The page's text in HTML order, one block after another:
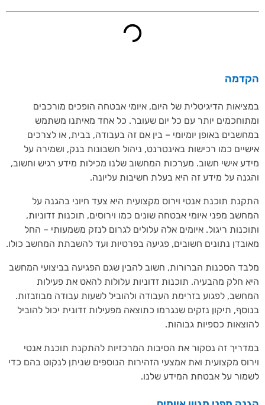
הדיגיטלית של היום, איומי אבטחה הופכים מורכבים
יותר עם כל יום שעובר. כל אחד מאיתנו משתמש
באופן יומיומי – בין אם זה בעבודה, בבית, או לצרכים
כמו רכישות באינטרנט, ניהול חשבונות בנק, ושמירה על
אישי חשוב. מערכות המחשוב שלנו מכילות מידע רגיש וחשוב,
על מידע זה היא בעלת חשיבות עליונה.
תוכנת אנטי וירוס מקצועית היא צעד חיוני בהגנה על
מפני איומי אבטחה שונים כמו וירוסים, תוכנות זדוניות,
ריגול. איומים אלה עלולים לגרום לנזק משמעותי – החל
נתונים חשובים, פגיעה בפרטיות ועד להשבתת המחשב כולו.
הסכנות הברורות, חשוב להבין שגם הפגיעה בביצועי המחשב
חלק מהבעיה. תוכנות זדוניות עלולות להאט את פעילות
לפגוע בזרימת העבודה ולהוביל לשעות עבודה מבוזבזות.
תיקון נזקים שנגרמו כתוצאה מפעילות זדונית יכול להוביל
כספיות גבוהות.
זה נסקור את הסיבות המרכזיות להתקנת תוכנת אנטי
מקצועית ואת אמצעי הזהירות הנוספים שניתן לנקוט בהם כדי
על אבטחת המידע שלנו.